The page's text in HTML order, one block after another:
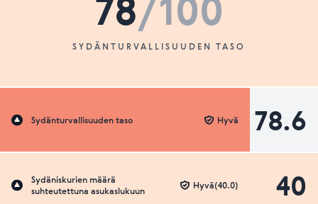
SYDÄNTURVALLISUUDEN TASO
Sydänturvallisuuden taso 78.6
Hyvä
Sydäniskurien määrä
suhteutettuna asukaslukuun
40
Hyvä(40.0)